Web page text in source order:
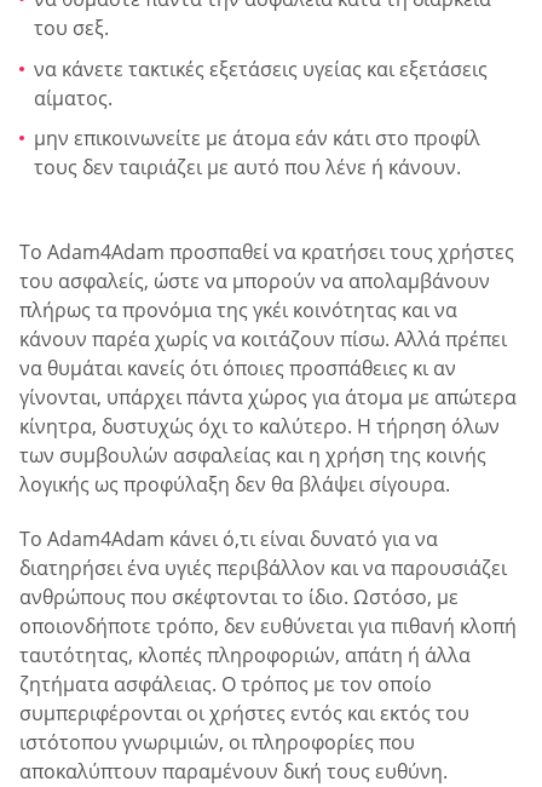
του σεξ.
να κάνετε τακτικές εξετάσεις υγείας και εξετάσεις
αίματος.
μην επικοινωνείτε με άτομα εάν κάτι στο προφίλ
τους δεν ταιριάζει με αυτό που λένε ή κάνουν.
Το Adam4Adam προσπαθεί να κρατήσει τους χρήστες
του ασφαλείς, ώστε να μπορούν να απολαμβάνουν
πλήρως τα προνόμια της γκέι κοινότητας και να
κάνουν παρέα χωρίς να κοιτάζουν πίσω. Αλλά πρέπει
να θυμάται κανείς ότι όποιες προσπάθειες κι αν
γίνονται, υπάρχει πάντα χώρος για άτομα με απώτερα
κίνητρα, δυστυχώς όχι το καλύτερο. Η τήρηση όλων
των συμβουλών ασφαλείας και η χρήση της κοινής
λογικής ως προφύλαξη δεν θα βλάψει σίγουρα.
Το Adam4Adam κάνει ό,τι είναι δυνατό για να
διατηρήσει ένα υγιές περιβάλλον και να παρουσιάζει
ανθρώπους που σκέφτονται το ίδιο. Ωστόσο, με
οποιονδήποτε τρόπο, δεν ευθύνεται για πιθανή κλοπή
ταυτότητας, κλοπές πληροφοριών, απάτη ή άλλα
ζητήματα ασφάλειας. Ο τρόπος με τον οποίο
συμπεριφέρονται οι χρήστες εντός και εκτός του
ιστότοπου γνωριμιών, οι πληροφορίες που
αποκαλύπτουν παραμένουν δική τους ευθύνη.